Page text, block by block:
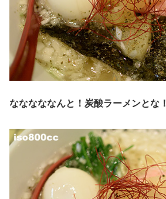
なななななんと！炭酸ラーメンとな！